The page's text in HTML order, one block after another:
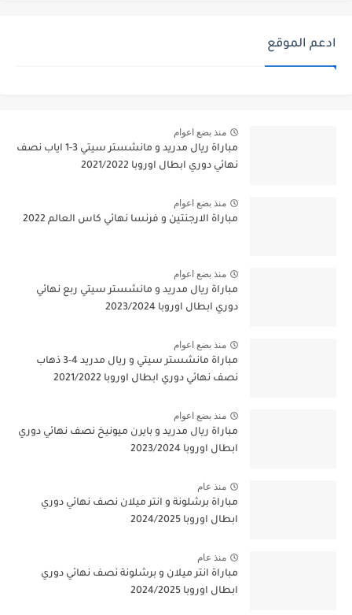
ادعم الموقع
منذ بضع اعوام
مباراة ريال مدريد و مانشستر سيتي 3-1 اياب نصف
نهائي دوري ابطال اوروبا 2021/2022
منذ بضع اعوام
مباراة الارجنتين و فرنسا نهائي كاس العالم 2022
منذ بضع اعوام
مباراة ريال مدريد و مانشستر سيتي ربع نهائي
دوري ابطال اوروبا 2023/2024
منذ بضع اعوام
مباراة مانشستر سيتي و ريال مدريد 4-3 ذهاب
نصف نهائي دوري ابطال اوروبا 2021/2022
منذ بضع اعوام
مباراة ريال مدريد و بايرن ميونيخ نصف نهائي دوري
ابطال اوروبا 2023/2024
منذ عام
مباراة برشلونة و انتر ميلان نصف نهائي دوري
ابطال اوروبا 2024/2025
منذ عام
مباراة انتر ميلان و برشلونة نصف نهائي دوري
ابطال اوروبا 2024/2025